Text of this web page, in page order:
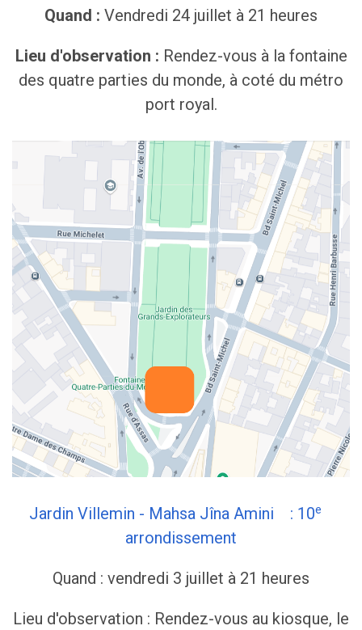
Quand : Vendredi 24 juillet à 21 heures
Lieu d'observation : Rendez-vous à la fontaine
des quatre parties du monde, à coté du métro
port royal.
Jardin Villemin - Mahsa Jîna Amini : 10e
arrondissement
Quand : vendredi 3 juillet à 21 heures
Lieu d'observation : Rendez-vous au kiosque, le